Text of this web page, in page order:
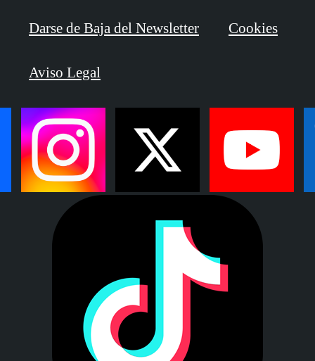
Darse de Baja del Newsletter Cookies
Aviso Legal